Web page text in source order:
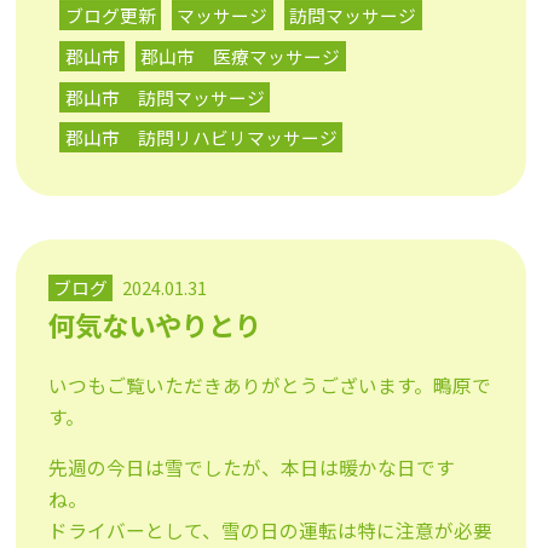
ブログ更新
マッサージ
訪問マッサージ
郡山市
郡山市 医療マッサージ
郡山市 訪問マッサージ
郡山市 訪問リハビリマッサージ
ブログ 2024.01.31
何気ないやりとり
いつもご覧いただきありがとうございます。鴫原で
す。
先週の今日は雪でしたが、本日は暖かな日です
ね。
ドライバーとして、雪の日の運転は特に注意が必要